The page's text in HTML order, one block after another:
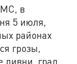
в
5 июля,
районах
грозы,
град